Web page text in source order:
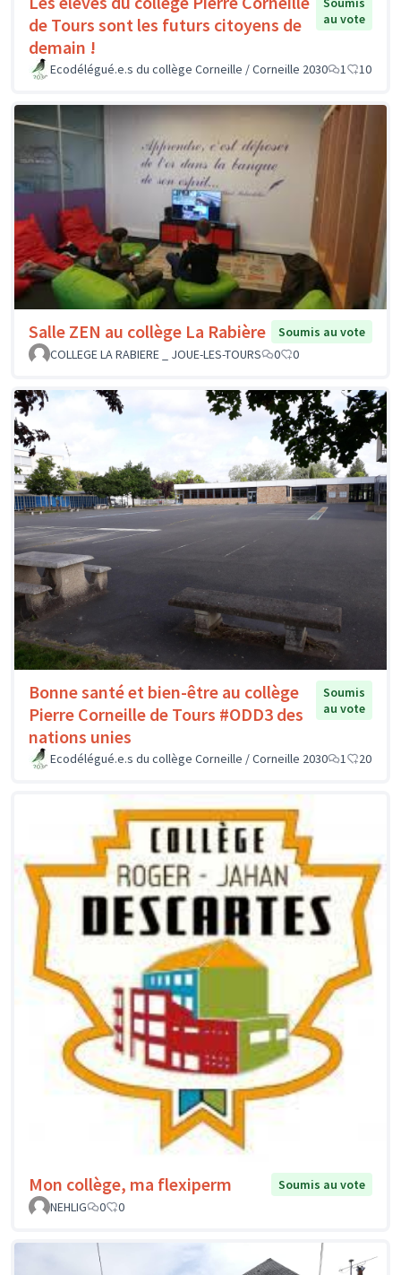
de Tours sont les futurs citoyens de
demain !
au vote
Ecodélégué.e.s du collège Corneille / Corneille 2030 1 10
Salle ZEN au collège La Rabière
Soumis au vote
COLLEGE LA RABIERE _ JOUE-LES-TOURS
0 0
Bonne santé et bien-être au collège
Pierre Corneille de Tours #ODD3 des
nations unies
Soumis
au vote
Ecodélégué.e.s du collège Corneille / Corneille 2030 1 20
Mon collège, ma flexiperm
Soumis au vote
NEHLIG
0 0